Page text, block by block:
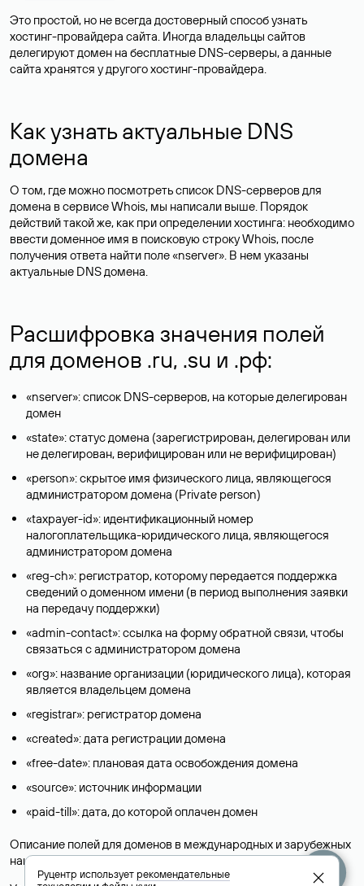
Это простой, но не всегда достоверный способ узнать
хостинг-провайдера сайта. Иногда владельцы сайтов
делегируют домен на бесплатные DNS-серверы, а данные
сайта хранятся у другого хостинг-провайдера.
Как узнать актуальные DNS
домена
О том, где можно посмотреть список DNS-серверов для
домена в сервисе Whois, мы написали выше. Порядок
действий такой же, как при определении хостинга: необходимо
ввести доменное имя в поисковую строку Whois, после
получения ответа найти поле «nserver». В нем указаны
актуальные DNS домена.
Расшифровка значения полей
для доменов .ru, .su и .рф:
«nserver»: список DNS-серверов, на которые делегирован
домен
«state»: статус домена (зарегистрирован, делегирован или
не делегирован, верифицирован или не верифицирован)
«person»: скрытое имя физического лица, являющегося
администратором домена (Privatе person)
«taxpayer-id»: идентификационный номер
налогоплательщика-юридического лица, являющегося
администратором домена
«reg-ch»: регистратор, которому передается поддержка
сведений о доменном имени (в период выполнения заявки
на передачу поддержки)
«admin-contact»: ссылка на форму обратной связи, чтобы
связаться с администратором домена
«org»: название организации (юридического лица), которая
является владельцем домена
«registrar»: регистратор домена
«created»: дата регистрации домена
«free-date»: плановая дата освобождения домена
«source»: источник информации
«paid-till»: дата, до которой оплачен домен
Описание полей для доменов в международных и зарубежных
национальных доменах представлены в разделе «Помощь».
Руцентр используетрекомендательные